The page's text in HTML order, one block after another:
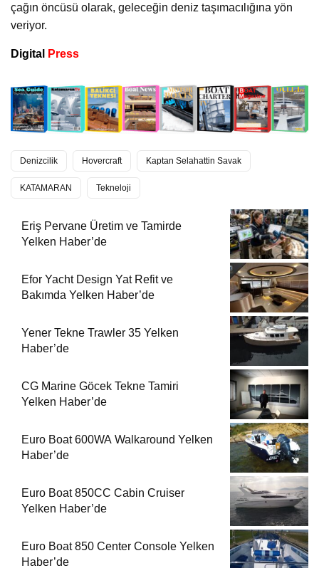
çağın öncüsü olarak, geleceğin deniz taşımacılığına yön
veriyor.
Digital Press
Denizcilik Hovercraft Kaptan Selahattin Savak
KATAMARAN Tekneloji
Eriş Pervane Üretim ve Tamirde
Yelken Haber’de
Efor Yacht Design Yat Refit ve
Bakımda Yelken Haber’de
Yener Tekne Trawler 35 Yelken
Haber’de
CG Marine Göcek Tekne Tamiri
Yelken Haber’de
Euro Boat 600WA Walkaround Yelken
Haber’de
Euro Boat 850CC Cabin Cruiser
Yelken Haber’de
Euro Boat 850 Center Console Yelken
Haber’de